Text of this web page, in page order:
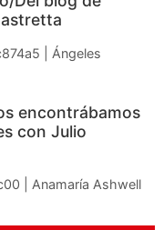
| Ángeles
encontrábamos
con Julio
| Anamaría Ashwell